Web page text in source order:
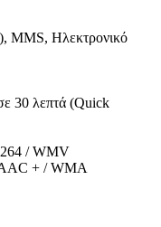
MMS, Ηλεκτρονικό
30 λεπτά (Quick
/ WMV
+ / WMA